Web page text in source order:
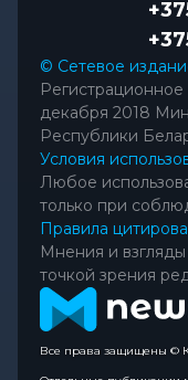
© Сетевое
декабря 2018
Республики
Условия
Любое
только при
Правила
Мнения и
точкой зрения
Все права защищены ©